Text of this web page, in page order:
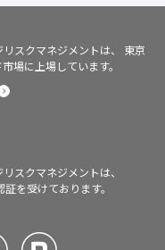
スクマネジメントは、
東京
場に上場しています。
スクマネジメントは、
を受けております。